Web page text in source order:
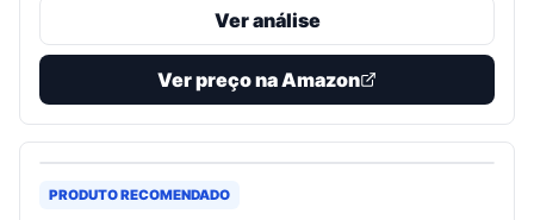
Ver análise
Ver preço na Amazon
PRODUTO RECOMENDADO